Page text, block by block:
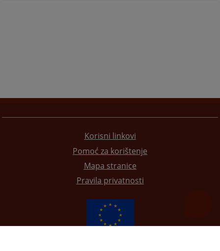
Korisni linkovi
Pomoć za korištenje
Mapa stranice
Pravila privatnosti